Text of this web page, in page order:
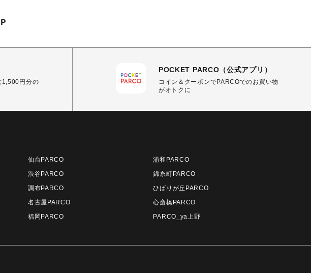
1,500円分の
POCKET PARCO（公式アプリ）
コイン＆クーポンでPARCOでのお買い物
がオトクに
仙台PARCO
浦和PARCO
渋谷PARCO
錦糸町PARCO
調布PARCO
ひばりが丘PARCO
名古屋PARCO
心斎橋PARCO
福岡PARCO PARCO_ya上野